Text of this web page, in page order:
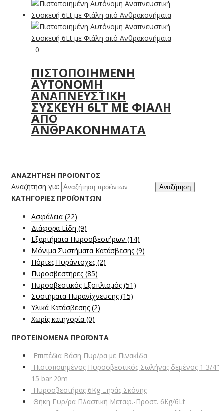
0
ΠΙΣΤΟΠΟΙΗΜΈΝΗ
ΑΥΤΌΝΟΜΗ
ΑΝΑΠΝΕΥΣΤΙΚΉ
ΣΥΣΚΕΥΉ 6LT ΜΕ ΦΙΆΛΗ
ΑΠΌ
ΑΝΘΡΑΚΟΝΉΜΑΤΑ
ΑΝΑΖΉΤΗΣΗ ΠΡΟΪΌΝΤΟΣ
Αναζήτηση για:
Αναζήτηση
ΚΑΤΗΓΟΡΊΕΣ ΠΡΟΪΌΝΤΩΝ
Ασφάλεια (22)
Διάφορα Είδη (9)
Εξαρτήματα Πυροσβεστήρων (14)
Μόνιμα Συστήματα Κατάσβεσης (9)
Πόρτες Πυράντοχες (2)
Πυροσβεστήρες (85)
Πυροσβεστικός Εξοπλισμός (51)
Συστήματα Πυρανίχνευσης (15)
Υλικά Κατάσβεσης (2)
Χωρίς κατηγορία (0)
ΠΡΟΤΕΙΝΟΜΕΝΑ ΠΡΟΪΟΝΤΑ
Επιπέδια Βάση Πυρ/ρα με Πινακίδα
Πιστοποιημένος Πυροσβεστικός Σωλήνας δεμένος 1 3/4"
15 bar 20m
Πυροσβεστήρας 6Kg Ξηράς Σκόνης
Θήκη Πυρ/ρα Πλαστική Μεταφ.-Προστ. 6Kg/6Lt